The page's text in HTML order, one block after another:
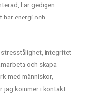
har gedigen
har energi och
integritet
och skapa
med människor,
jag kommer i kontakt